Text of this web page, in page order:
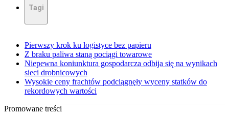
Tagi
Pierwszy krok ku logistyce bez papieru
Z braku paliwa staną pociągi towarowe
Niepewna koniunktura gospodarcza odbija się na wynikach
sieci drobnicowych
Wysokie ceny frachtów podciągnęły wyceny statków do
rekordowych wartości
Promowane treści